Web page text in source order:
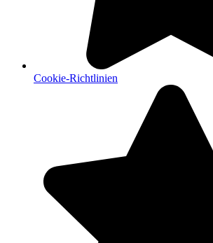
Cookie-Richtlinien